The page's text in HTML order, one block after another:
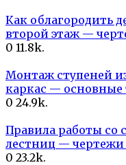
Как облагородить
второй этаж —
0 11.8k.
Монтаж ступеней
каркас — основные
0 24.9k.
Правила работы со
лестниц —
0 23.2k.